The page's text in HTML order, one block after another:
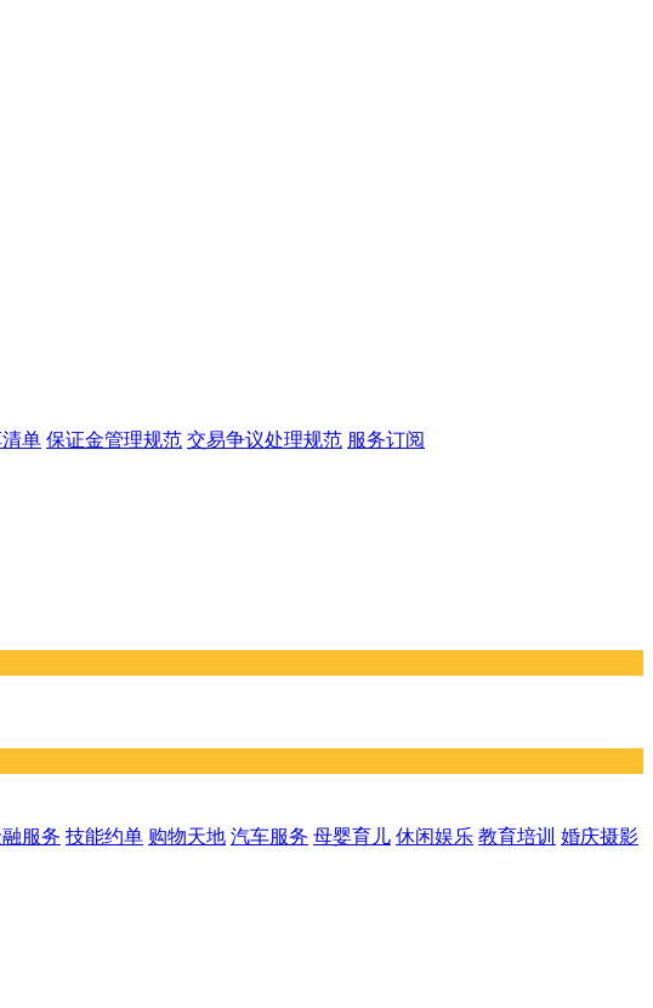
单 保证金管理规范 交易争议处理规范 服务订阅
服务 技能约单 购物天地 汽车服务 母婴育儿 休闲娱乐 教育培训 婚庆摄影